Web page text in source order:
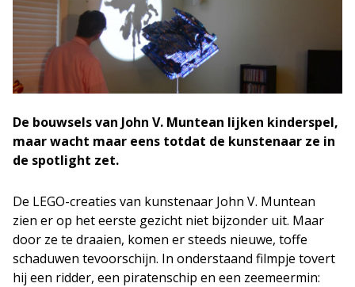
De bouwsels van John V. Muntean lijken kinderspel,
maar wacht maar eens totdat de kunstenaar ze in
de spotlight zet.
De LEGO-creaties van kunstenaar John V. Muntean
zien er op het eerste gezicht niet bijzonder uit. Maar
door ze te draaien, komen er steeds nieuwe, toffe
schaduwen tevoorschijn. In onderstaand filmpje tovert
hij een ridder, een piratenschip en een zeemeermin: